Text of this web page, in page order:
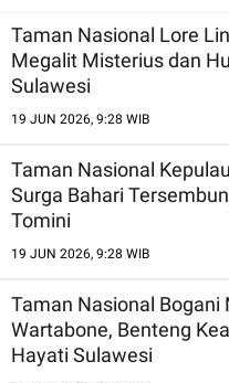
Taman Nasional Lore
Megalit Misterius dan
Sulawesi
19 JUN 2026, 9:28 WIB
Taman Nasional
Surga Bahari
Tomini
19 JUN 2026, 9:28 WIB
Taman Nasional Bogani
Wartabone, Benteng
Hayati Sulawesi